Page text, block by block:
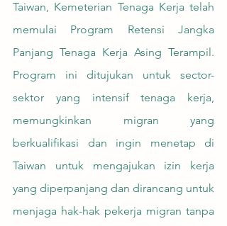
Taiwan, Kemeterian Tenaga Kerja telah
memulai Program Retensi Jangka
Panjang Tenaga Kerja Asing Terampil.
Program ini ditujukan untuk sector-
sektor yang intensif tenaga kerja,
memungkinkan migran yang
berkualifikasi dan ingin menetap di
Taiwan untuk mengajukan izin kerja
yang diperpanjang dan dirancang untuk
menjaga hak-hak pekerja migran tanpa